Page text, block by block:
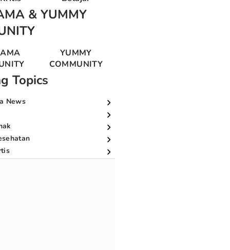
& YUMMY
YUMMY
COMMUNITY
Topics
News